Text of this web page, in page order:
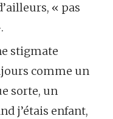
« pas
stigmate
comme un
sorte, un
j’étais enfant,